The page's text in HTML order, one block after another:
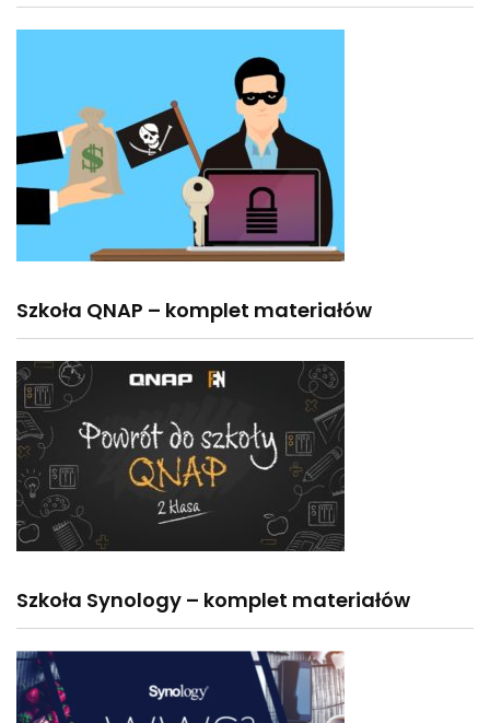
Szkoła QNAP – komplet materiałów
Szkoła Synology – komplet materiałów